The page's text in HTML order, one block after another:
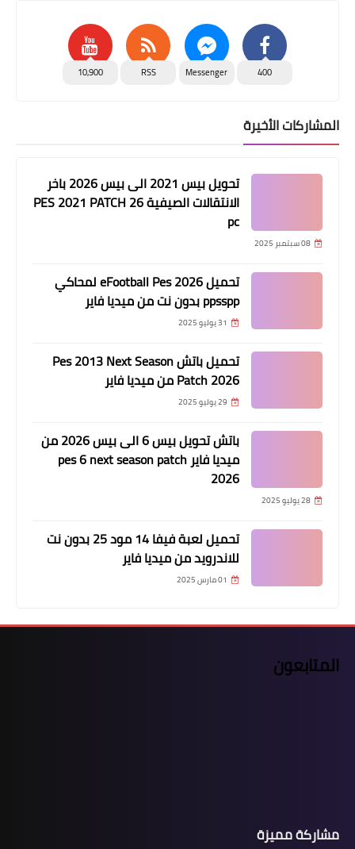
400
Messenger
RSS
10,900
المشاركات الأخيرة
تحويل بيس 2021 الى بيس 2026 باخر
الانتقالات الصيفية PES 2021 PATCH 26
pc
08 سبتمبر 2025
تحميل eFootball Pes 2026 لمحاكي
ppsspp بدون نت من ميديا فاير
31 يوليو 2025
تحميل باتش Pes 2013 Next Season
Patch 2026 من ميديا فاير
29 يوليو 2025
باتش تحويل بيس 6 الى بيس 2026 من
ميديا فاير pes 6 next season patch
2026
28 يوليو 2025
تحميل لعبة فيفا 14 مود 25 بدون نت
للاندرويد من ميديا فاير
01 مارس 2025
المتابعون
مشاركة مميزة